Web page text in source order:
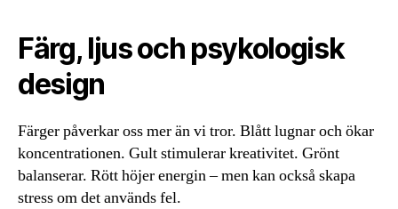
Färg, ljus och psykologisk
design
Färger påverkar oss mer än vi tror. Blått lugnar och ökar
koncentrationen. Gult stimulerar kreativitet. Grönt
balanserar. Rött höjer energin – men kan också skapa
stress om det används fel.